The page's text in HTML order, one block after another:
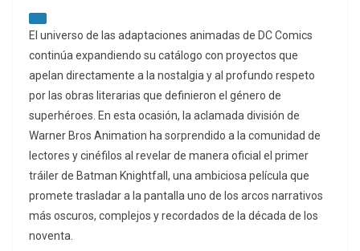
El universo de las adaptaciones animadas de DC Comics
continúa expandiendo su catálogo con proyectos que
apelan directamente a la nostalgia y al profundo respeto
por las obras literarias que definieron el género de
superhéroes. En esta ocasión, la aclamada división de
Warner Bros Animation ha sorprendido a la comunidad de
lectores y cinéfilos al revelar de manera oficial el primer
tráiler de Batman Knightfall, una ambiciosa película que
promete trasladar a la pantalla uno de los arcos narrativos
más oscuros, complejos y recordados de la década de los
noventa.